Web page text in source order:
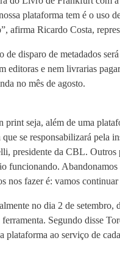
plataforma tem é o uso
afirma Ricardo Costa,
disparo de metadados
editoras e nem livrarias
no mês de agosto.
seja, além de uma
se responsabilizará pela
presidente da CBL. Outros
funcionando.
nos fazer é: vamos
no dia 2 de
Segundo disse
plataforma ao serviço de